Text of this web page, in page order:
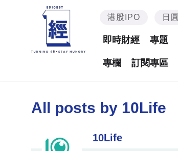
港股IPO 日圓
即時財經 專題
專欄 訂閱專區
All posts by 10Life
10Life